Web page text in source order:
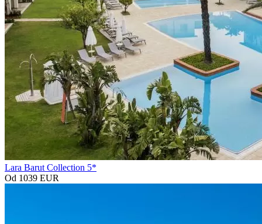
Lara Barut Collection 5*
Od 1039 EUR